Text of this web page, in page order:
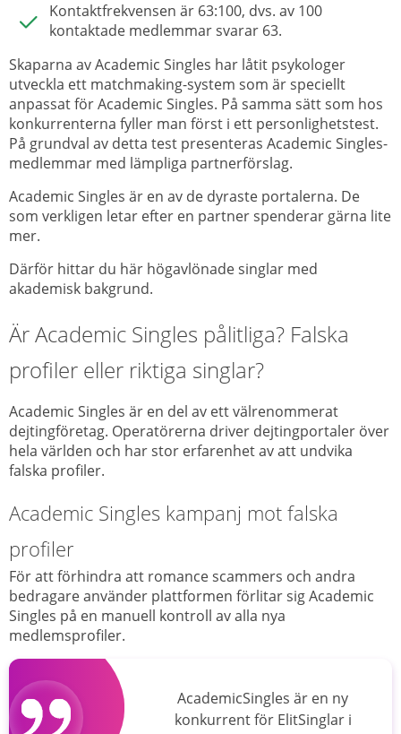
Kontaktfrekvensen är 63:100, dvs. av 100
kontaktade medlemmar svarar 63.
Skaparna av Academic Singles har låtit psykologer
utveckla ett matchmaking-system som är speciellt
anpassat för Academic Singles. På samma sätt som hos
konkurrenterna fyller man först i ett personlighetstest.
På grundval av detta test presenteras Academic Singles-
medlemmar med lämpliga partnerförslag.
Academic Singles är en av de dyraste portalerna. De
som verkligen letar efter en partner spenderar gärna lite
mer.
Därför hittar du här högavlönade singlar med
akademisk bakgrund.
Är Academic Singles pålitliga? Falska
profiler eller riktiga singlar?
Academic Singles är en del av ett välrenommerat
dejtingföretag. Operatörerna driver dejtingportaler över
hela världen och har stor erfarenhet av att undvika
falska profiler.
Academic Singles kampanj mot falska
profiler
För att förhindra att romance scammers och andra
bedragare använder plattformen förlitar sig Academic
Singles på en manuell kontroll av alla nya
medlemsprofiler.
AcademicSingles är en ny
konkurrent för ElitSinglar i